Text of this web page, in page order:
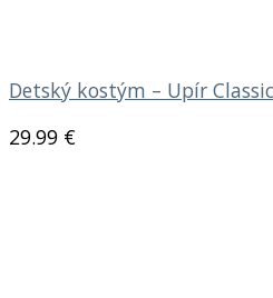
Detský kostým – Upír
29.99 €